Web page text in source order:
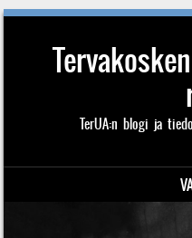
TerUA:n blogi ja